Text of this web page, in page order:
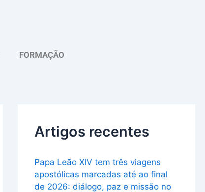
FORMAÇÃO
Artigos recentes
Papa Leão XIV tem três viagens
apostólicas marcadas até ao final
de 2026: diálogo, paz e missão no
u